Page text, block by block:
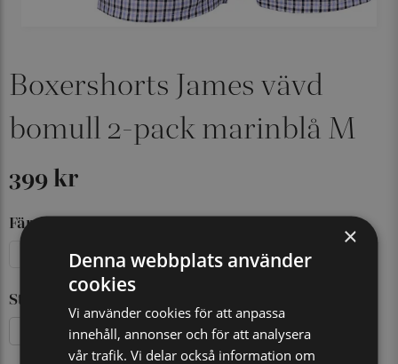
Boxershorts James vävd
bomull 2-pack marinblå M
399 kr
Färg
Marinblå Svart/Grå
Storlek
XL M L XXXL
×
Denna webbplats använder
cookies
Vi använder cookies för att anpassa
innehåll, annonser och för att analysera
vår trafik. Vi delar också information om